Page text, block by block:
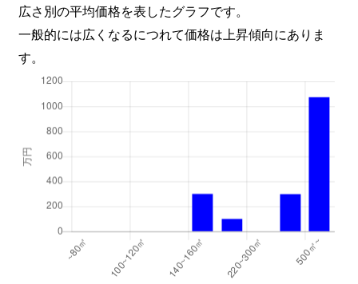
広さ別の平均価格を表したグラフです。
一般的には広くなるにつれて価格は上昇傾向にありま
す。